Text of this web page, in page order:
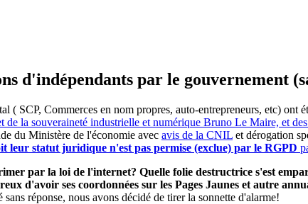
d'indépendants par le gouvernement
( SCP, Commerces en nom propres, auto-entrepreneurs, etc) ont
la souveraineté industrielle et numérique Bruno Le Maire, et
du Ministère de l'économie avec avis de la CNIL et dérogation
leur statut juridique n'est pas permise (exclue) par le RGPD
par la loi de l'internet? Quelle folie destructrice s'est
d'avoir ses coordonnées sur les Pages Jaunes et autre
réponse, nous avons décidé de tirer la sonnette d'alarme!